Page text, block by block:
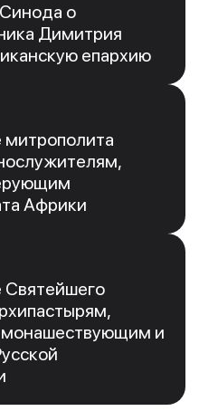
о
Димитрия
епархию
митрополита
Африки
Святейшего
монашествующим и